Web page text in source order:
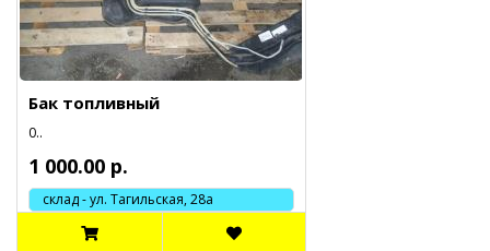
Бак топливный
0..
1 000.00 р.
склад - ул. Тагильская, 28а